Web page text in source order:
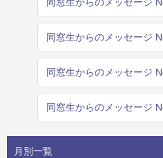
同窓生からのメッセージ
同窓生からのメッセージ
同窓生からのメッセージ
同窓生からのメッセージ
月別一覧